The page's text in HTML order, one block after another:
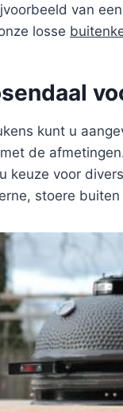
van
losse
kunt u
de
keuze voor
stoere buiten